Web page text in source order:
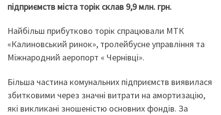
підприємств міста торік склав 9,9 млн. грн.
Найбільш прибутково торік спрацювали МТК
«Калиновський ринок», тролейбусне управління та
Міжнародний аеропорт « Чернівці».
Більша частина комунальних підприємств виявилася
збитковими через значні витрати на амортизацію,
які викликані зношеністю основних фондів. За